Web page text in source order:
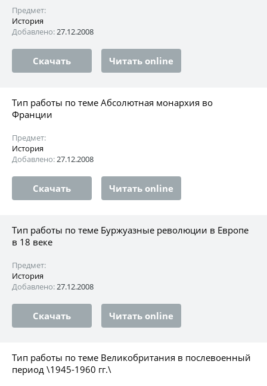
Предмет:
История
Добавлено:27.12.2008
Скачать Читать online
Тип работы по теме Абсолютная монархия во
Франции
Предмет:
История
Добавлено:27.12.2008
Скачать Читать online
Тип работы по теме Буржуазные революции в Европе
в 18 веке
Предмет:
История
Добавлено:27.12.2008
Скачать Читать online
Тип работы по теме Великобритания в послевоенный
период \1945-1960 гг.\